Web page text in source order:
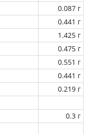
0.087 г
0.441 г
1.425 г
0.475 г
0.551 г
0.441 г
0.219 г
0.3 г